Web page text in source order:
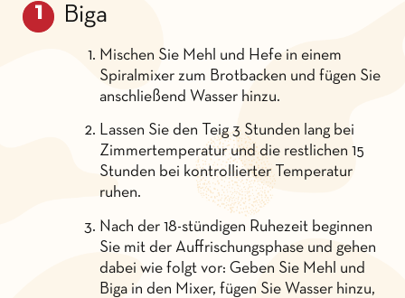
Biga
Mischen Sie Mehl und Hefe in einem
Spiralmixer zum Brotbacken und fügen Sie
anschließend Wasser hinzu.
Lassen Sie den Teig 3 Stunden lang bei
Zimmertemperatur und die restlichen 15
Stunden bei kontrollierter Temperatur
ruhen.
Nach der 18-stündigen Ruhezeit beginnen
Sie mit der Auffrischungsphase und gehen
dabei wie folgt vor: Geben Sie Mehl und
Biga in den Mixer, fügen Sie Wasser hinzu,